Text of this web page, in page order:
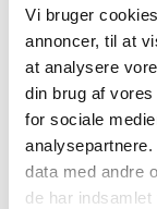
Vi bruger
annoncer, til at
at analysere
din brug af
for sociale
data med andre
de har
Sted
Bornholms
3760 Gudhjem
Pris
Gratis efter